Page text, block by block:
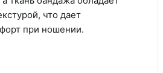
что дает
при ношении.